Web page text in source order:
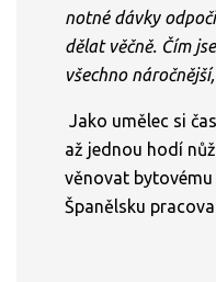
notné dávky
dělat věčně. Čím
všechno
Jako umělec si
až jednou hodí
věnovat bytovému
Španělsku